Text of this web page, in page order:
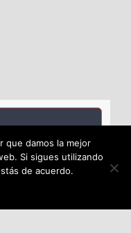
que damos la mejor
Si sigues utilizando
de acuerdo.